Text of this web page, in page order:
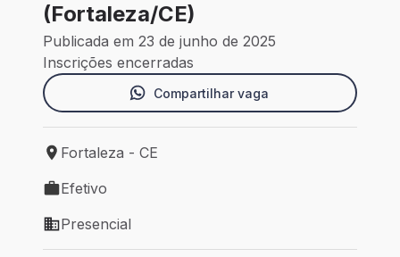
(Fortaleza/CE)
Publicada em 23 de junho de 2025
Inscrições encerradas
Compartilhar vaga
Local de trabalho: Fortaleza - CE
Fortaleza - CE
Tipo de vaga: Efetivo
Efetivo
Modelo de trabalho: Presencial
Presencial